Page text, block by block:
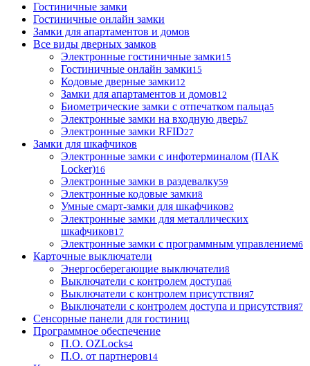
Гостиничные замки
Гостиничные онлайн замки
Замки для апартаментов и домов
Все виды дверных замков
Электронные гостиничные замки15
Гостиничные онлайн замки15
Кодовые дверные замки12
Замки для апартаментов и домов12
Биометрические замки с отпечатком пальца5
Электронные замки на входную дверь7
Электронные замки RFID27
Замки для шкафчиков
Электронные замки с инфотерминалом (ПАК
Locker)16
Электронные замки в раздевалку59
Электронные кодовые замки8
Умные смарт-замки для шкафчиков2
Электронные замки для металлических
шкафчиков17
Электронные замки с программным управлением6
Карточные выключатели
Энергосберегающие выключатели8
Выключатели с контролем доступа6
Выключатели с контролем присутствия7
Выключатели с контролем доступа и присутствия7
Сенсорные панели для гостиниц
Программное обеспечение
П.О. OZLocks4
П.О. от партнеров14